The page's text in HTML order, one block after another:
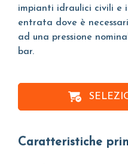
impianti idraulici civili e
entrata dove è
ad una pressione
bar.
Caratteristiche